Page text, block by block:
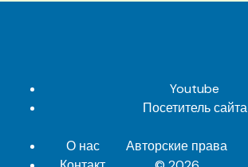
Youtube
Посетитель сайта
О нас
Авторские права